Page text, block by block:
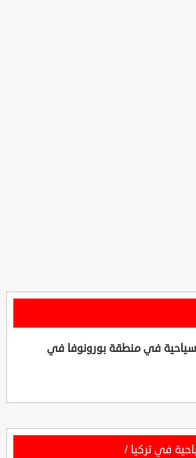
7 وجهات سياحية في منطقة بورونوفا في
في تركيا /